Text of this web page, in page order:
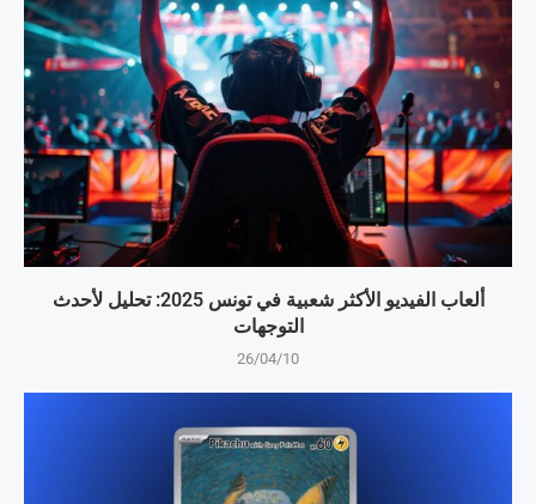
ألعاب الفيديو الأكثر شعبية في تونس 2025: تحليل لأحدث
التوجهات
26/04/10